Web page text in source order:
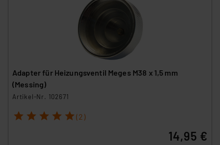
Adapter für Heizungsventil Meges M38 x 1,5 mm
(Messing)
Artikel-Nr. 102671
1 2 3 4 5 (2)
14,95 €